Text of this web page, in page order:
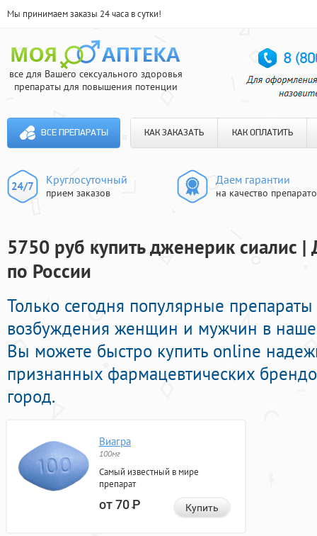
Мы принимаем заказы 24 часа в сутки!
все для Вашего сексуального здоровья
препараты для повышения потенции
ВСЕ ПРЕПАРАТЫ КАК ЗАКАЗАТЬ КАК ОПЛАТИТЬ
Круглосуточный
прием заказов
Даем гарантии
на качество
5750 руб купить дженерик сиалис |
по России
Только сегодня популярные
возбуждения женщин и мужчин в
Вы можете быстро купить online
признанных фармацевтических
город.
Виагра
100мг
Самый известный в мире
препарат
от 70Р Купить